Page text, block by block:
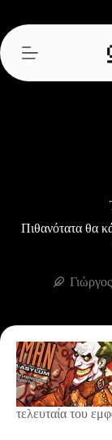
περιεχόμενο
Πιθανότατα θα
τελευταία του